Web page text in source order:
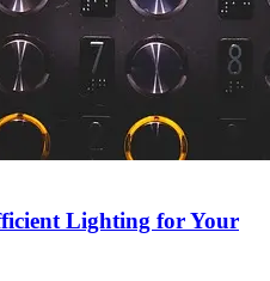
Lighting for Your